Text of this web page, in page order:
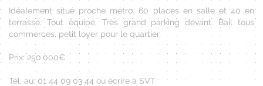
Idéalement situé proche métro. 60 places en salle et 40 en
terrasse. Tout équipé. Très grand parking devant. Bail tous
commerces, petit loyer pour le quartier.
Prix: 250.000€
Tél. au: 01 44 09 03 44 ou écrire à SVT